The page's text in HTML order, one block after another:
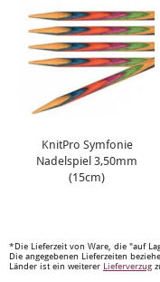
KnitPro Symfonie
Nadelspiel 3,50mm
(15cm)
*Die Lieferzeit von Ware, die "auf
Die angegebenen Lieferzeiten
Länder ist ein weiterer Lieferverzug